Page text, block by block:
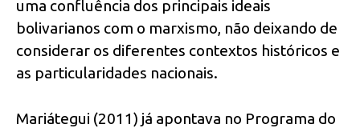
uma confluência dos principais ideais
bolivarianos com o marxismo, não deixando de
considerar os diferentes contextos históricos e
as particularidades nacionais.
Mariátegui (2011) já apontava no Programa do